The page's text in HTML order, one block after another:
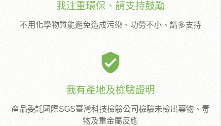
我注重環保、請支持鼓勵
不用化學物質能避免造成污染、功勞不小、請多支持
verified_user
我有產地及檢驗證明
產品委託國際SGS臺灣科技檢驗公司檢驗未檢出藥物、毒
物及重金屬反應